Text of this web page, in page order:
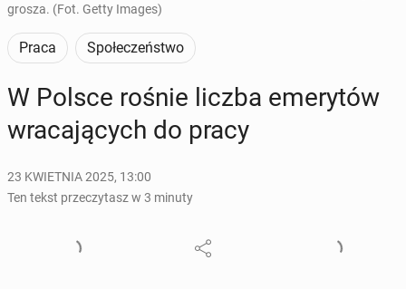
grosza. (Fot. Getty Images)
Praca Społeczeństwo
W Polsce rośnie liczba eme­ry­tów
wra­ca­ją­cych do pracy
23 KWIETNIA 2025, 13:00
Ten tekst przeczytasz w 3 minuty